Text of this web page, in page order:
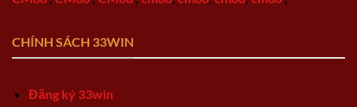
CHÍNH SÁCH 33WIN
Đăng ký 33win